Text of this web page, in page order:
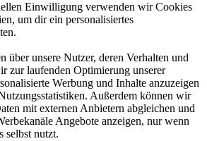
Einwilligung verwenden wir Cookies
um dir ein personalisiertes
über unsere Nutzer, deren Verhalten und
zur laufenden Optimierung unserer
Werbung und Inhalte anzuzeigen
Außerdem können wir
mit externen Anbietern abgleichen und
Angebote anzeigen, nur wenn
selbst nutzt.